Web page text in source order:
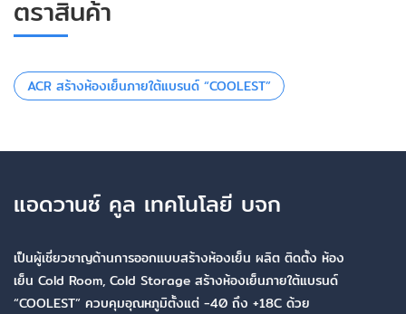
ตราสินค้า
ACR สร้างห้องเย็นภายใต้แบรนด์ “COOLEST”
แอดวานซ์ คูล เทคโนโลยี บจก
เป็นผู้เชี่ยวชาญด้านการออกแบบสร้างห้องเย็น ผลิต ติดตั้ง ห้อง
เย็น Cold Room, Cold Storage สร้างห้องเย็นภายใต้แบรนด์
“COOLEST” ควบคุมอุณหภูมิตั้งแต่ -40 ถึง +18C ด้วย